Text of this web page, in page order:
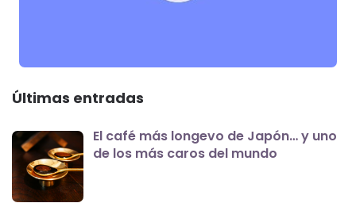
Últimas entradas
El café más longevo de Japón… y uno
de los más caros del mundo